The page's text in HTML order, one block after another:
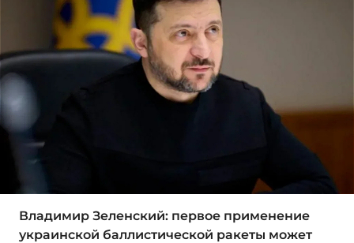
Владимир Зеленский: первое применение
украинской баллистической ракеты может